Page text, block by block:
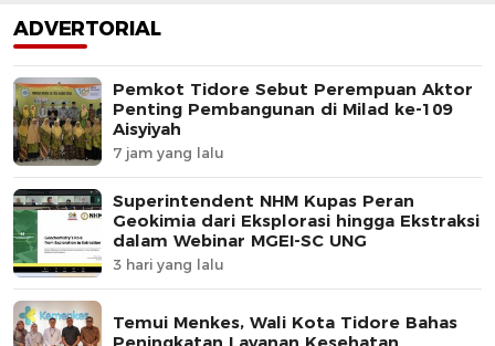
ADVERTORIAL
Pemkot Tidore Sebut Perempuan Aktor
Penting Pembangunan di Milad ke-109
Aisyiyah
7 jam yang lalu
Superintendent NHM Kupas Peran
Geokimia dari Eksplorasi hingga Ekstraksi
dalam Webinar MGEI-SC UNG
3 hari yang lalu
Temui Menkes, Wali Kota Tidore Bahas